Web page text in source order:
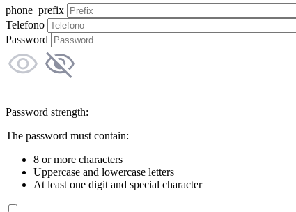
phone_prefix
Telefono
Password
Password strength:
The password must contain:
8 or more characters
Uppercase and lowercase letters
At least one digit and special character